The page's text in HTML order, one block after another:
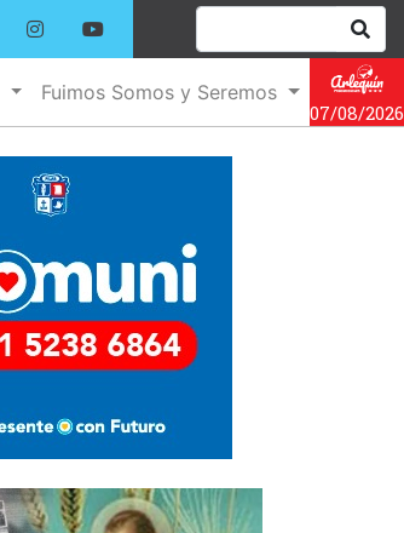
Fuimos Somos y Seremos
07/08/2026